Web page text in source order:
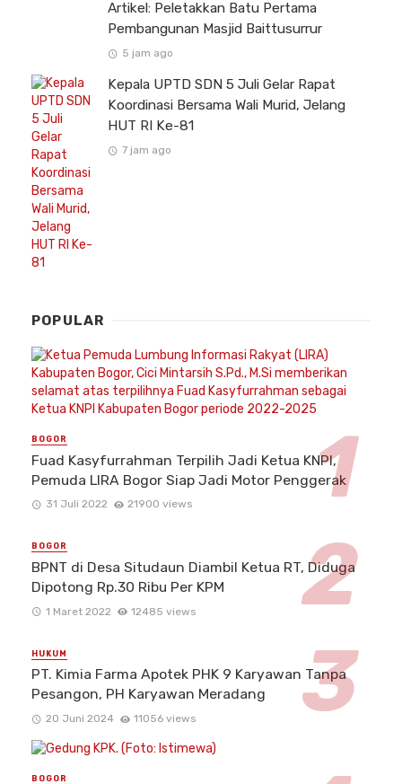
Artikel: Peletakkan Batu Pertama
Pembangunan Masjid Baittusurrur
5 jam ago
Kepala UPTD SDN 5 Juli Gelar Rapat
Koordinasi Bersama Wali Murid, Jelang
HUT RI Ke-81
7 jam ago
POPULAR
BOGOR
Fuad Kasyfurrahman Terpilih Jadi Ketua KNPI,
Pemuda LIRA Bogor Siap Jadi Motor Penggerak
31 Juli 2022 21900 views
BOGOR
BPNT di Desa Situdaun Diambil Ketua RT, Diduga
Dipotong Rp.30 Ribu Per KPM
1 Maret 2022 12485 views
HUKUM
PT. Kimia Farma Apotek PHK 9 Karyawan Tanpa
Pesangon, PH Karyawan Meradang
20 Juni 2024 11056 views
BOGOR